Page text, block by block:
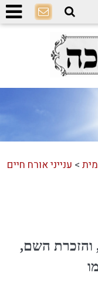
> ענייני אורח חיים
והזכרת השם,